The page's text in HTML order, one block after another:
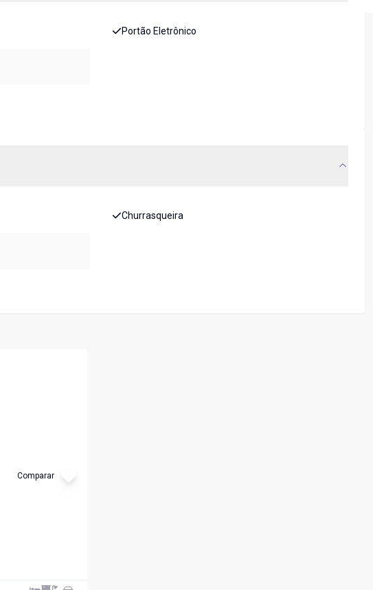
Portão Eletrônico
Churrasqueira
Comparar